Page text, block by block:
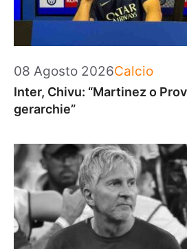
08 Agosto 2026Categorie
Calcio
Inter, Chivu: “Martinez o
gerarchie”